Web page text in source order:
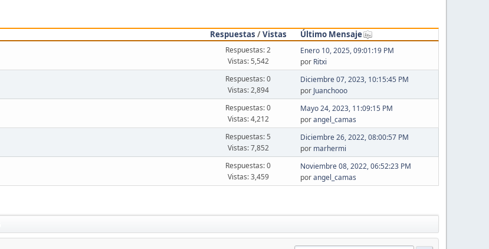
Respuestas /Vistas
Último Mensaje
Respuestas: 2
Vistas: 5,542
Enero 10, 2025, 09:01:19 PM
por Ritxi
Respuestas: 0
Vistas: 2,894
Diciembre 07, 2023, 10:15:45 PM
por Juanchooo
Respuestas: 0
Vistas: 4,212
Mayo 24, 2023, 11:09:15 PM
porangel_camas
Respuestas: 5
Vistas: 7,852
Diciembre 26, 2022, 08:00:57 PM
por marhermi
Respuestas: 0
Vistas: 3,459
Noviembre 08, 2022, 06:52:23 PM
porangel_camas